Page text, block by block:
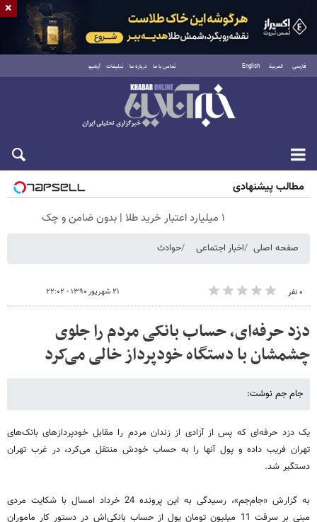
فارسی العربية English تماس با ما درباره ما تبلیغات آرشیو
جمعه ۱۶ مرداد ۱۴۰۵
مطالب پیشنهادی
۱ میلیارد اعتبار خرید طلا | بدون ضامن و چک
صفحه اصلی اخبار اجتماعی حوادث
۰ نفر ۲۱ شهریور ۱۳۹۰ - ۲۲:۰۲
دزد حرفه‌ای، حساب بانکی مردم را جلوی
چشمشان با دستگاه خودپرداز خالی می‌کرد
جام جم نوشت:
یک دزد حرفه‌ای که پس از آزادی از زندان مردم را مقابل خودپردازهای بانک‌های
تهران فریب داده و پول‌ آنها را به حساب خودش منتقل می‌کرد، در غرب تهران
دستگیر شد.
به گزارش «جام‌جم»، رسیدگی به این پرونده 24 خرداد امسال با شکایت مردی
مبنی بر سرقت 11 میلیون تومان پول از حساب بانکی‌اش در دستور کار ماموران
×